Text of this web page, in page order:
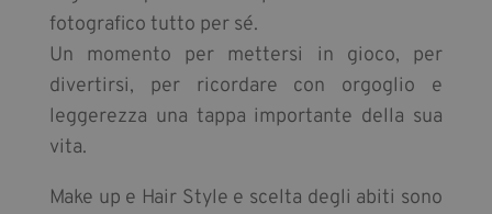
fotografico tutto per sé.
Un momento per mettersi in gioco, per
divertirsi, per ricordare con orgoglio e
leggerezza una tappa importante della sua
vita.
Make up e Hair Style e scelta degli abiti sono